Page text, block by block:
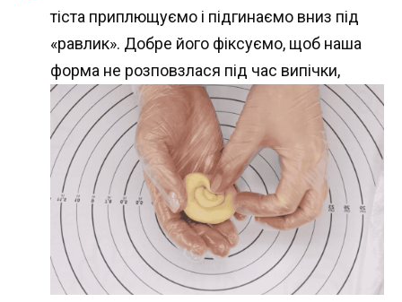
тіста приплющуємо і підгинаємо вниз під
«равлик». Добре його фіксуємо, щоб наша
форма не розповзлася під час випічки,